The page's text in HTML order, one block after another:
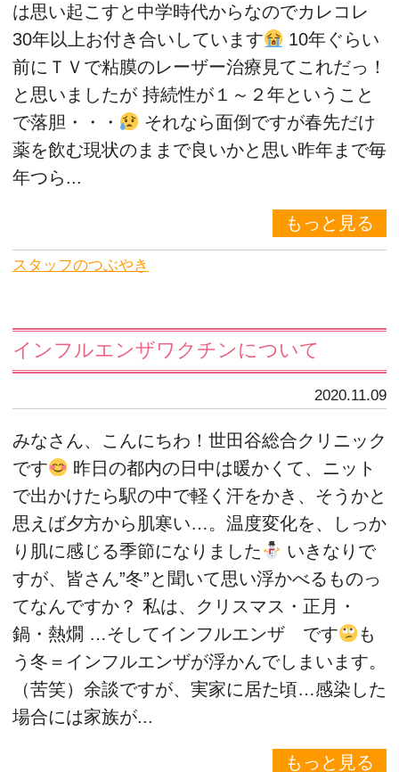
は思い起こすと中学時代からなのでカレコレ
30年以上お付き合いしています
10年ぐらい
前にＴＶで粘膜のレーザー治療見てこれだっ！
と思いましたが 持続性が１～２年ということ
で落胆・・・
それなら面倒ですが春先だけ
薬を飲む現状のままで良いかと思い昨年まで毎
年つら...
もっと見る
スタッフのつぶやき
インフルエンザワクチンについて
2020.11.09
みなさん、こんにちわ！世田谷総合クリニック
です
昨日の都内の日中は暖かくて、ニット
で出かけたら駅の中で軽く汗をかき、そうかと
思えば夕方から肌寒い…。温度変化を、しっか
り肌に感じる季節になりました
いきなりで
すが、皆さん”冬”と聞いて思い浮かべるものっ
てなんですか？ 私は、クリスマス・正月・
鍋・熱燗 …そしてインフルエンザ です
も
う冬＝インフルエンザが浮かんでしまいます。
（苦笑）余談ですが、実家に居た頃…感染した
場合には家族が...
もっと見る